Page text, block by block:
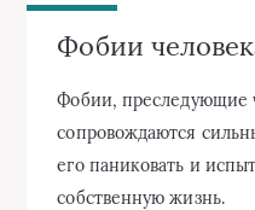
Фобии
Фобии, преследующие
сопровождаются
его паниковать и
собственную жизнь.